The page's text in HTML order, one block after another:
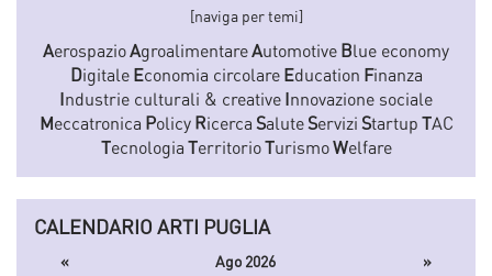
[naviga per temi]
AerospazioAgroalimentareAutomotive Blue economy
Digitale Economia circolare Education Finanza
Industrie culturali & creative Innovazione sociale
Meccatronica Policy Ricerca SaluteServizi Startup TAC
Tecnologia TerritorioTurismoWelfare
CALENDARIO ARTI PUGLIA
« Ago 2026
»